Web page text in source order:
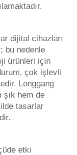
dijital cihazları
bu nedenle
ürünleri için
çok işlevli
Longgang
şık hem de
tasarlar
etki